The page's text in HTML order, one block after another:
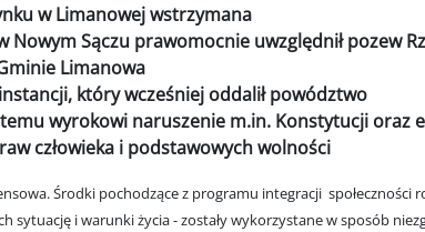
w Limanowej wstrzymana
Nowym Sączu prawomocnie uwzględnił pozew
Limanowa
który wcześniej oddalił powództwo
temu wyrokowi naruszenie m.in. Konstytucji oraz
człowieka i podstawowych wolności
Środki pochodzące z programu integracji społeczności
sytuację i warunki życia - zostały wykorzystane w sposób